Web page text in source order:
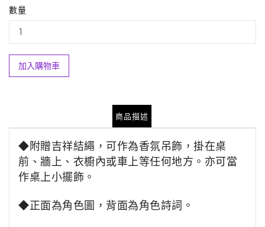
數量
加入購物車
商品描述
◆附贈吉祥結繩，可作為香氛吊飾，掛在桌
前、牆上、衣櫥內或車上等任何地方。亦可當
作桌上小擺飾。
◆正面為角色圖，背面為角色詩詞。